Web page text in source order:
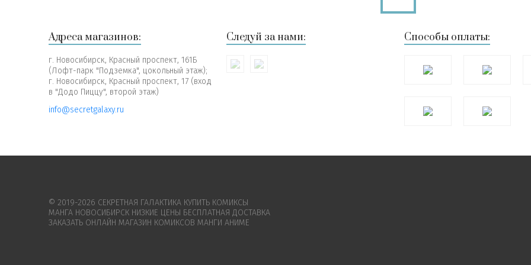
Адреса магазинов:
г. Новосибирск, Красный проспект, 161Б
(Лофт-парк "Подземка", цокольный этаж);
г. Новосибирск, Красный проспект, 17 (вход
в "Додо Пиццу", второй этаж)
info@secretgalaxy.ru
Следуй за нами: Способы оплаты:
© 2019-2026 СЕКРЕТНАЯ ГАЛАКТИКА КУПИТЬ КОМИКСЫ
МАНГА НОВОСИБИРСК НИЗКИЕ ЦЕНЫ БЕСПЛАТНАЯ ДОСТАВКА
ЗАКАЗАТЬ ОНЛАЙН МАГАЗИН КОМИКСОВ МАНГИ АНИМЕ